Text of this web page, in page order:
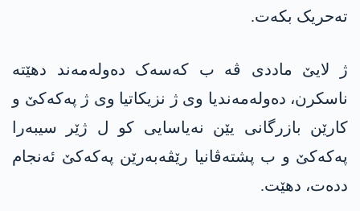
تەحریک بکەت.
ژ لایێ ماددی ڤە ب کەسەک دەولەمەند دهێتە
ناسکرن، دەولەمەندیا وی ژ نزیکاتیا وی ژ پەکەکێ و
کارێن بازرگانی یێن نەیاسایی کو ل ژێر سیبەرا
پەکەکێ و ب پشتەڤانیا رێڤەبەرێن پەکەکێ ئەنجام
ددەت، دهێت.